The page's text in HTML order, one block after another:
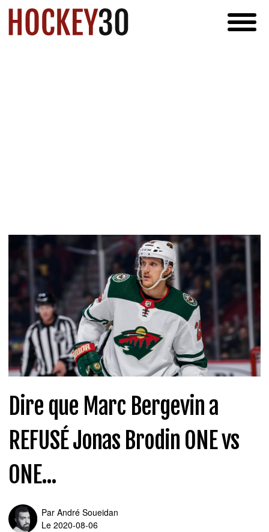
Dire que Marc Bergevin a
REFUSÉ Jonas Brodin ONE vs
ONE...
Par André Soueidan
Le 2020-08-06